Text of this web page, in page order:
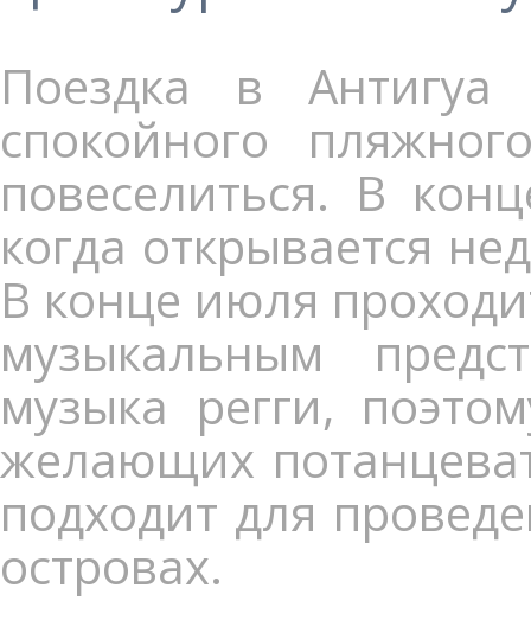
Поездка в Антигуа
спокойного
повеселиться. В
когда открывается
В конце июля
музыкальным
музыка регги,
желающих
подходит для
островах.